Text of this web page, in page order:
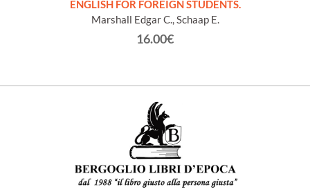
ENGLISH FOR FOREIGN STUDENTS.
Marshall Edgar C., Schaap E.
16.00€